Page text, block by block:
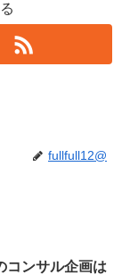
fullfull12@
コンサル企画は